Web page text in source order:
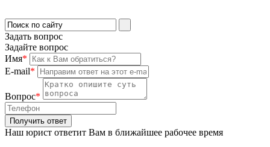
Задать вопрос
Задайте вопрос
Имя*
E-mail*
Вопрос*
Наш юрист ответит Вам в ближайшее рабочее время